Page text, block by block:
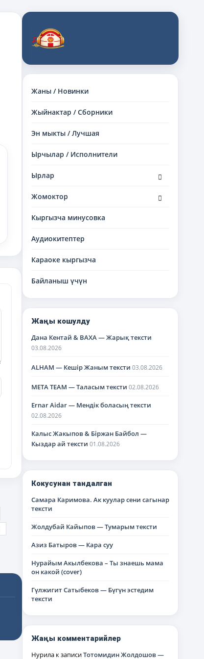
Жаны / Новинки
Жыйнактар / Сборники
Эн мыкты / Лучшая
Ырчылар / Исполнители
Ырлар
дочернее
Жомоктор
дочернее
Кыргызча минусовка
Аудиокитептер
Караоке кыргызча
Байланыш үчүн
Жаңы кошулду
Дана Кентай & BAXA — Жарық тексти
03.08.2026
ALHAM — Кешір Жаным тексти 03.08.2026
META TEAM — Таласым тексти 02.08.2026
Ernar Aidar — Мендік боласың тексти
02.08.2026
Калыс Жакыпов & Біржан Байбол —
Кыздар ай тексти 01.08.2026
Кокусунан тандалган
Самара Каримова. Ак куулар сени сагынар
тексти
Жолдубай Кайыпов — Тумарым тексти
Азиз Батыров — Кара суу
Нурайым Акылбекова – Ты знаешь мама
он какой (cover)
Гүлжигит Сатыбеков — Бүгүн эстедим
тексти
Жаңы комментарийлер
Нурила к записиТотомидин Жолдошов —